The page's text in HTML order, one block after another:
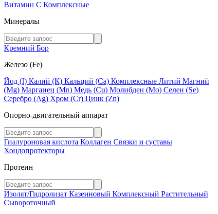
Витамин C Комплексные
Минералы
Кремний Бор
Железо (Fe)
Йод (I) Калий (К) Кальций (Са) Комплексные Литий Магний
(Mg) Марганец (Mn) Медь (Сu) Молибден (Мо) Селен (Se)
Серебро (Ag) Хром (Cr) Цинк (Zn)
Опорно-двигательный аппарат
Гиалуроновая кислота Коллаген Связки и суставы
Хондопротекторы
Протеин
Изолят/Гидролизат Казеиновый Комплексный Растительный
Сывороточный